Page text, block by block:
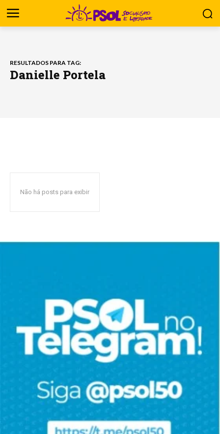
RESULTADOS PARA TAG:
Danielle Portela
Não há posts para exibir